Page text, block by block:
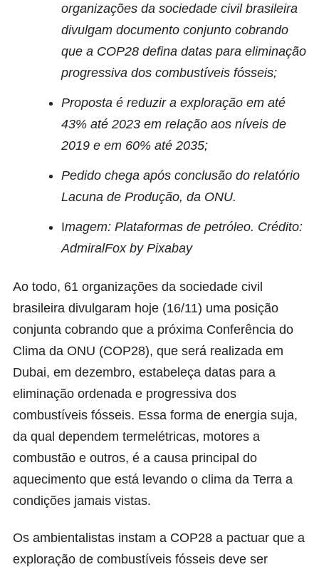
organizações da sociedade civil brasileira
divulgam documento conjunto cobrando
que a COP28 defina datas para eliminação
progressiva dos combustíveis fósseis;
Proposta é reduzir a exploração em até
43% até 2023 em relação aos níveis de
2019 e em 60% até 2035;
Pedido chega após conclusão do relatório
Lacuna de Produção, da ONU.
Imagem: Plataformas de petróleo. Crédito:
AdmiralFox by Pixabay
Ao todo, 61 organizações da sociedade civil
brasileira divulgaram hoje (16/11) uma posição
conjunta cobrando que a próxima Conferência do
Clima da ONU (COP28), que será realizada em
Dubai, em dezembro, estabeleça datas para a
eliminação ordenada e progressiva dos
combustíveis fósseis. Essa forma de energia suja,
da qual dependem termelétricas, motores a
combustão e outros, é a causa principal do
aquecimento que está levando o clima da Terra a
condições jamais vistas.
Os ambientalistas instam a COP28 a pactuar que a
exploração de combustíveis fósseis deve ser